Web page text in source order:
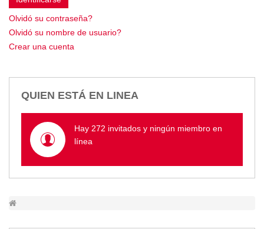
Olvidó su contraseña?
Olvidó su nombre de usuario?
Crear una cuenta
QUIEN ESTÁ EN LINEA
Hay 272 invitados y ningún miembro en
línea
Empresa Pública de Vivienda
Biblioteca
P.A.C. - P.O.A.
Ordenanzas/Resoluciones
Cumplimiento LOTAIP
Concurso de Méritos
Concursos 2016
Servicio